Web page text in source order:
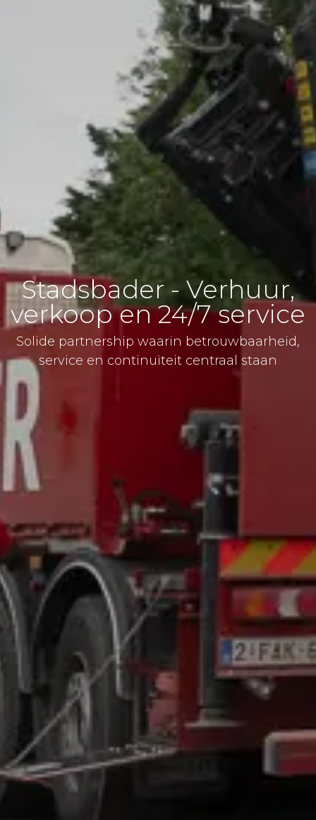
Stadsbader - Verhuur,
verkoop en 24/7 service
Solide partnership waarin betrouwbaarheid,
service en continuïteit centraal staan